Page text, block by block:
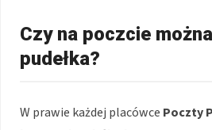
Czy na poczcie
pudełka?
W prawie każdej placówce Poczty